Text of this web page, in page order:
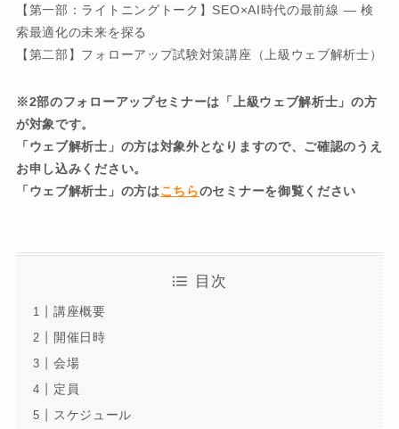
【第一部：ライトニングトーク】SEO×AI時代の最前線 ― 検
索最適化の未来を探る
【第二部】フォローアップ試験対策講座（上級ウェブ解析士）
※2部のフォローアップセミナーは「上級ウェブ解析士」の方
が対象です。
「ウェブ解析士」の方は対象外となりますので、ご確認のうえ
お申し込みください。
「ウェブ解析士」の方はこちらのセミナーを御覧ください
目次
講座概要
開催日時
会場
定員
スケジュール